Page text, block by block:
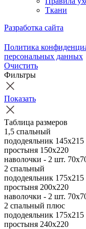
Ткани
Разработка сайта
Политика
персональных данных
Очистить
Фильтры
Показать
Таблица размеров
1,5 спальный
пододеяльник
простыня 150х220
наволочки - 2 шт.
2 спальный
пододеяльник
простыня 200х220
наволочки - 2 шт.
2 спальный плюс
пододеяльник
простыня 240х220